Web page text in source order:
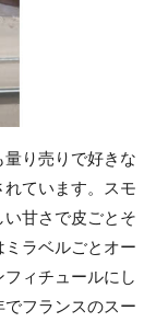
り売りで好きな
ています。スモ
甘さで皮ごとそ
ラベルごとオー
ィチュールにし
フランスのスー